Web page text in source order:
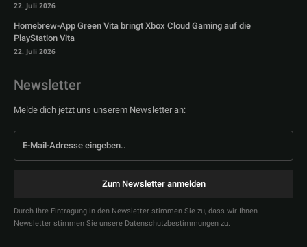
22. Juli 2026
Homebrew-App Green Vita bringt Xbox Cloud Gaming auf die
PlayStation Vita
22. Juli 2026
Newsletter
Melde dich jetzt uns unserem Newsletter an:
Zum Newsletter anmelden
Durch Ihre Eintragung in den Newsletter stimmen Sie zu, dass wir Ihnen
Newsletter stimmen Sie unsere Datenschutzbestimmungen zu.